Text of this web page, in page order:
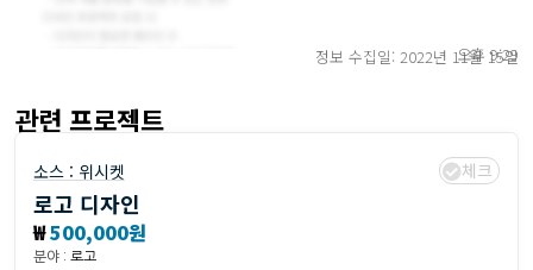
정보 수집일: 2022년 11월 15일
오후 9:29
관련 프로젝트
소스 : 위시켓 체크
로고 디자인
₩500,000원
분야 : 로고